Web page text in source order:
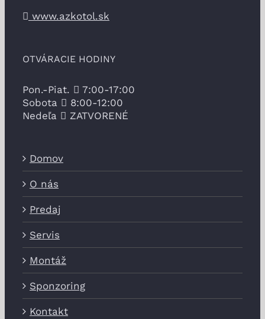
www.azkotol.sk
OTVÁRACIE HODINY
Pon.-Piat.
7:00-17:00
Sobota
8:00-12:00
Nedeľa
ZATVORENÉ
Domov
O nás
Predaj
Servis
Montáž
Sponzoring
Kontakt